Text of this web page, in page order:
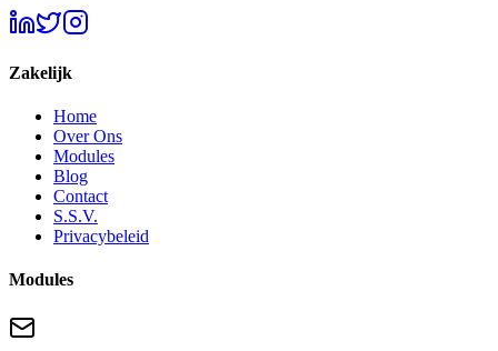
Zakelijk
Home
Over Ons
Modules
Blog
Contact
S.S.V.
Privacybeleid
Modules